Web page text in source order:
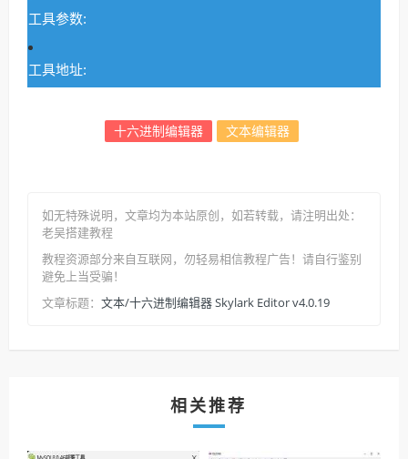
工具参数:
工具地址:
十六进制编辑器 文本编辑器
如无特殊说明，文章均为本站原创 ，如若转载，请注明出处：
老吴搭建教程
教程资源部分来自互联网，勿轻易相信教程广告！请自行鉴别
避免上当受骗！
文章标题： 文本/十六进制编辑器 Skylark Editor v4.0.19
相关推荐